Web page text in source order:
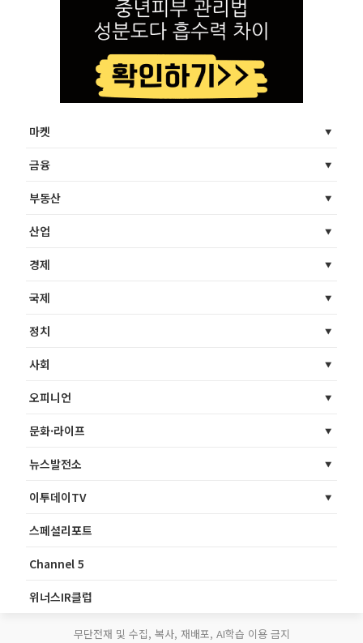
마켓
금융
부동산
산업
경제
국제
정치
사회
오피니언
문화·라이프
뉴스발전소
이투데이TV
스페셜리포트
Channel 5
위너스IR클럽
무단전재 및 수집, 복사, 재배포, AI학습 이용 금지